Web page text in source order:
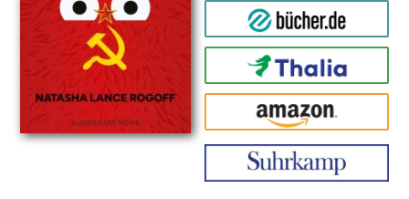
bücher.de
Thalia
amazon